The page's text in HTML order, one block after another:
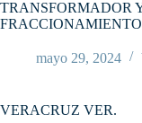
TRANSFORMADOR
FRACCIONAMIENTO
mayo 29, 2024
VERACRUZ VER.